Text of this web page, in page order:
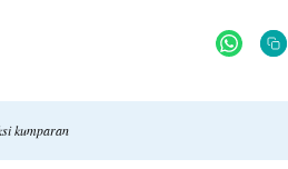
kumparan